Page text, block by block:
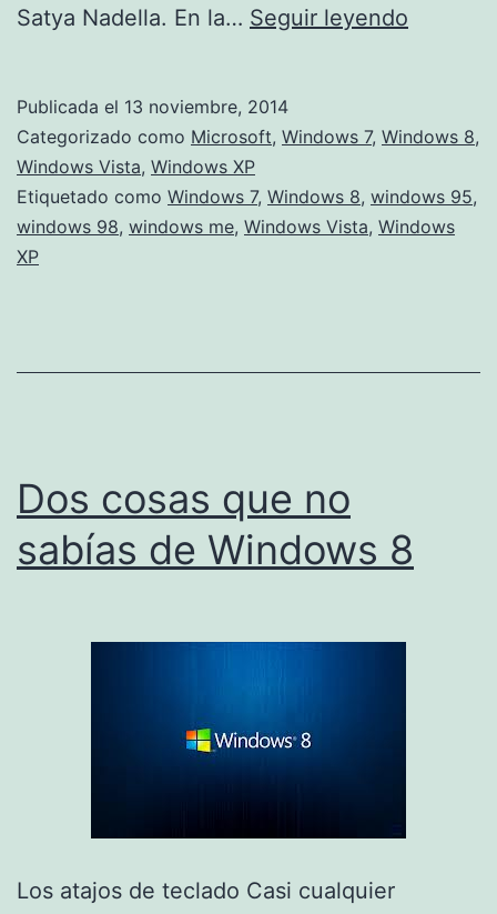
Satya Nadella. En la… Seguir leyendo
un
fallo…
Publicada el 13 noviembre, 2014
Categorizado como Microsoft, Windows 7, Windows 8,
Windows Vista, Windows XP
Etiquetado como Windows 7, Windows 8, windows 95,
windows 98, windows me, Windows Vista, Windows
XP
Dos cosas que no
sabías de Windows 8
Los atajos de teclado Casi cualquier